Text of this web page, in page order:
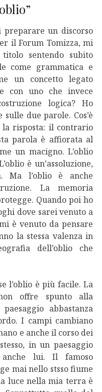
preparare un discorso
il Forum Tomizza, mi
sentendo subito
come grammatica e
un concetto legato
con uno che invece
logica? Ho
due parole. Cos’è
la risposta: il contrario
parola è affiorata al
un macigno. L’oblio
è un’assoluzione,
Ma l’oblio è anche
La memoria
Quando poi ho
dove sarei venuto a
è venuto da pensare
la stessa valenza in
dell’oblio che
l’oblio è più facile. La
offre spunto alla
abbastanza
I campi cambiano
e anche il corso dei
in un paesaggio
anche lui. Il famoso
mai nello stsso fiume
luce nella mia terra è